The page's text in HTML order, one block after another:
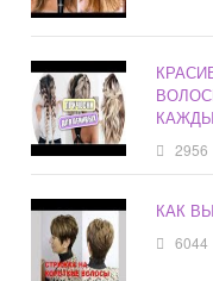
2956
КАК
6044